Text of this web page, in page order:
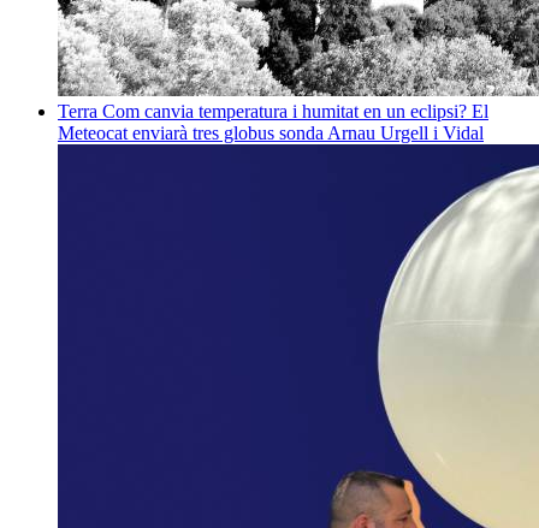
Terra Com canvia temperatura i humitat en un eclipsi? El
Meteocat enviarà tres globus sonda Arnau Urgell i Vidal